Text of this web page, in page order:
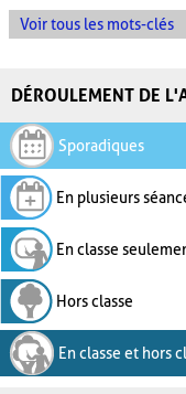
Voir tous les mots-clés
DÉROULEMENT DE
Sporadiques
En plusieurs
En classe
Hors classe
En classe et hors